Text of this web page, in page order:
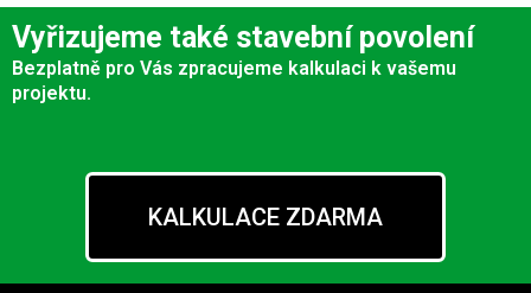
Vyřizujeme také stavební povolení
Bezplatně pro Vás zpracujeme kalkulaci k vašemu
projektu.
KALKULACE ZDARMA